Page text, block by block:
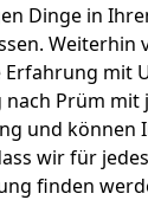
Dinge in
Weiterhin
mit
nach Prüm mit
und können
wir für
finden